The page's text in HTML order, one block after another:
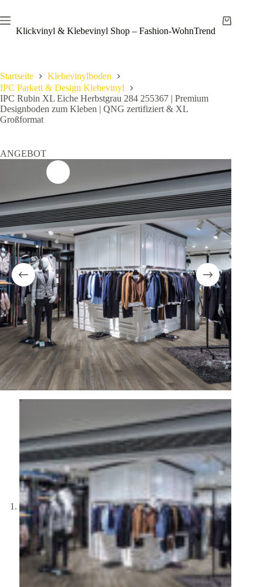
Inhalt
springenKlickvinyl & Klebevinyl Shop – Fashion-WohnTrend
Warenkorb
Startseite
Klebevinylboden
IPC Parkett & Design Klebevinyl
IPC Rubin XL Eiche Herbstgrau 284 255367 | Premium
Designboden zum Kleben | QNG zertifiziert & XL
Großformat
ANGEBOT